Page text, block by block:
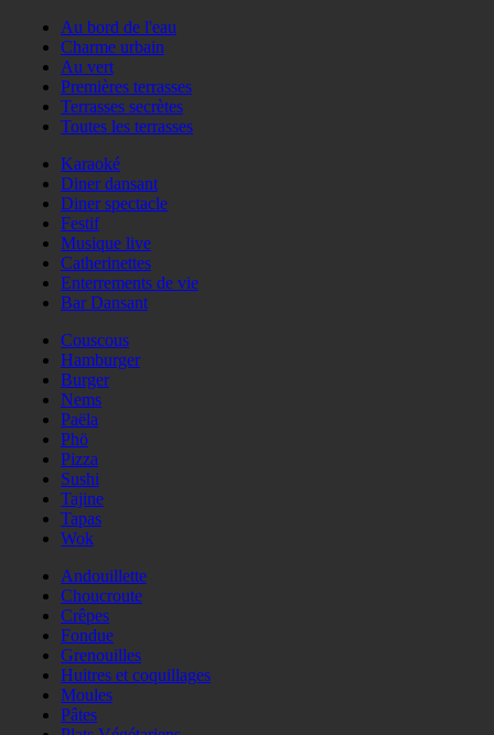
Au bord de l'eau
Charme urbain
Au vert
Premières terrasses
Terrasses secrètes
Toutes les terrasses
Karaoké
Diner dansant
Diner spectacle
Festif
Musique live
Catherinettes
Enterrements de vie
Bar Dansant
Couscous
Hamburger
Burger
Nems
Paëla
Phö
Pizza
Sushi
Tajine
Tapas
Wok
Andouillette
Choucroute
Crêpes
Fondue
Grenouilles
Huitres et coquillages
Moules
Pâtes